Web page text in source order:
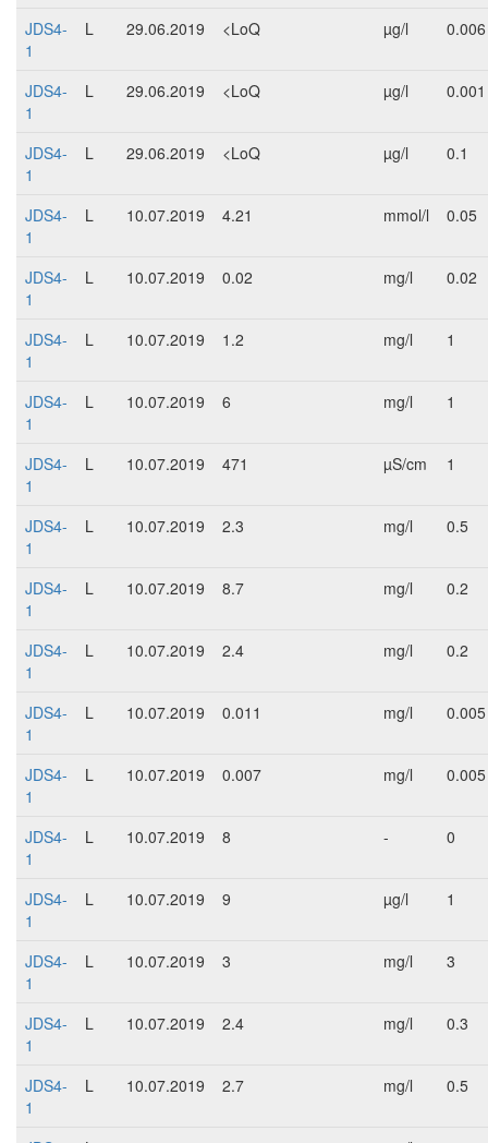
JDS4-
1
L 29.06.2019 <LoQ µg/l 0.006
JDS4-
1
L 29.06.2019 <LoQ µg/l 0.001
JDS4-
1
L 29.06.2019 <LoQ µg/l 0.1
JDS4-
1
L 10.07.2019 4.21 mmol/l 0.05
JDS4-
1
L 10.07.2019 0.02 mg/l 0.02
JDS4-
1
L 10.07.2019 1.2 mg/l 1
JDS4-
1
L 10.07.2019 6 mg/l 1
JDS4-
1
L 10.07.2019 471 µS/cm 1
JDS4-
1
L 10.07.2019 2.3 mg/l 0.5
JDS4-
1
L 10.07.2019 8.7 mg/l 0.2
JDS4-
1
L 10.07.2019 2.4 mg/l 0.2
JDS4-
1
L 10.07.2019 0.011 mg/l 0.005
JDS4-
1
L 10.07.2019 0.007 mg/l 0.005
JDS4-
1
L 10.07.2019 8 - 0
JDS4-
1
L 10.07.2019 9 µg/l 1
JDS4-
1
L 10.07.2019 3 mg/l 3
JDS4-
1
L 10.07.2019 2.4 mg/l 0.3
JDS4-
1
L 10.07.2019 2.7 mg/l 0.5